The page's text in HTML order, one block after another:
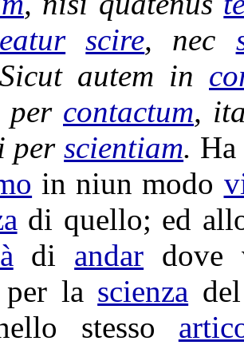
scire, nec
autem in
contactum,
perscientiam.
in niun modo
di quello; ed
di andar dove
per la scienza
stesso